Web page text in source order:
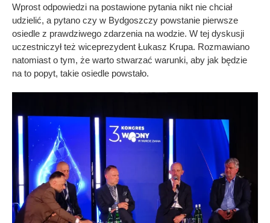
Wprost odpowiedzi na postawione pytania nikt nie chciał
udzielić, a pytano czy w Bydgoszczy powstanie pierwsze
osiedle z prawdziwego zdarzenia na wodzie. W tej dyskusji
uczestniczył też wiceprezydent Łukasz Krupa. Rozmawiano
natomiast o tym, że warto stwarzać warunki, aby jak będzie
na to popyt, takie osiedle powstało.